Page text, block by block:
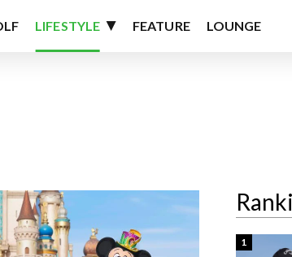
LIFESTYLE FEATURE LOUNGE
1